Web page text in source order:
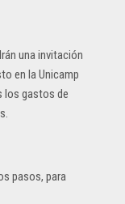
una invitación
en la Unicamp
los gastos de
pasos, para